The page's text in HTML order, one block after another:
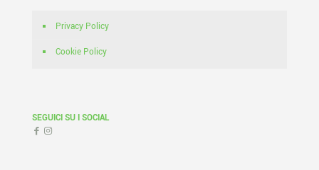
Privacy Policy
Cookie Policy
SEGUICI SU I SOCIAL